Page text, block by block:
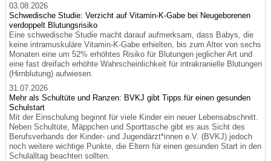
03.08.2026
Schwedische Studie: Verzicht auf Vitamin-K-Gabe bei Neugeborenen
verdoppelt Blutungsrisiko
Eine schwedische Studie macht darauf aufmerksam, dass Babys, die
keine intramuskuläre Vitamin-K-Gabe erhielten, bis zum Alter von sechs
Monaten eine um 52% erhöhtes Risiko für Blutungen jeglicher Art und
eine fast dreifach erhöhte Wahrscheinlichkeit für intrakranielle Blutungen
(Hirnblutung) aufwiesen.
31.07.2026
Mehr als Schultüte und Ranzen: BVKJ gibt Tipps für einen gesunden
Schulstart
Mit der Einschulung beginnt für viele Kinder ein neuer Lebensabschnitt.
Neben Schultüte, Mäppchen und Sporttasche gibt es aus Sicht des
Berufsverbands der Kinder- und Jugendärzt*innen e.V. (BVKJ) jedoch
noch weitere wichtige Punkte, die Eltern für einen gesunden Start in den
Schulalltag beachten sollten.